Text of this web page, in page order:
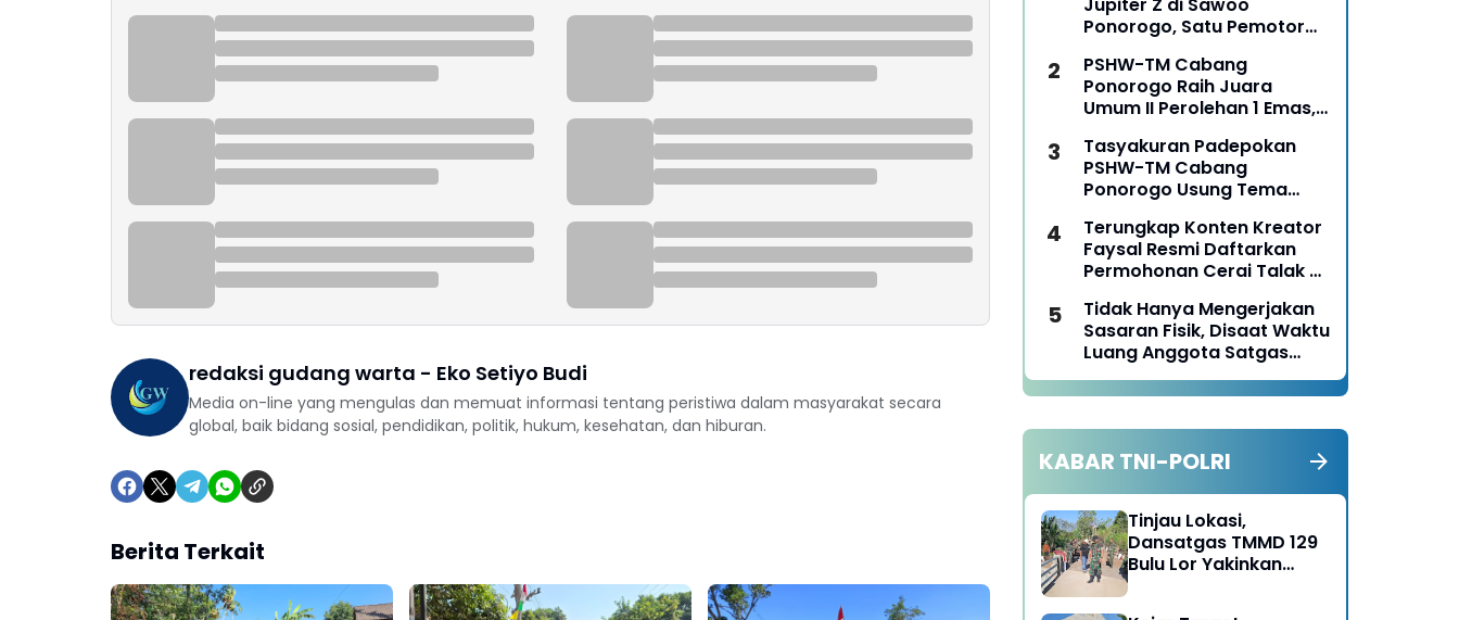
redaksi gudang warta - Eko Setiyo Budi
Media on-line yang mengulas dan memuat informasi tentang peristiwa dalam masyarakat secara
global, baik bidang sosial, pendidikan, politik, hukum, kesehatan, dan hiburan.
Berita Terkait
Ponorogo, Satu Pemotor
PSHW-TM Cabang
Ponorogo Raih Juara
Umum II Perolehan 1 Emas,
pada Kejurkab IPSI
Ponorogo Tahun 2026
Tasyakuran Padepokan
PSHW-TM Cabang
Ponorogo Usung Tema
Persaudaraan, Berkarya
dengan Keikhlasan dan
Mengabdi dengan
Tanggungjawab
Terungkap Konten Kreator
Faysal Resmi Daftarkan
Permohonan Cerai Talak Di
Ponorogo
Tidak Hanya Mengerjakan
Sasaran Fisik, Disaat Waktu
Luang Anggota Satgas
TMMD Ke-129 Juga Turun
Tangan Bantu Warga
KABAR TNI-POLRI
Tinjau Lokasi,
Dansatgas TMMD 129
Bulu Lor Yakinkan